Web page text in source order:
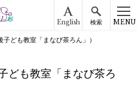
English 検索 MENU
ども教室「まなび茶ろん」）
ども教室「まなび茶ろ